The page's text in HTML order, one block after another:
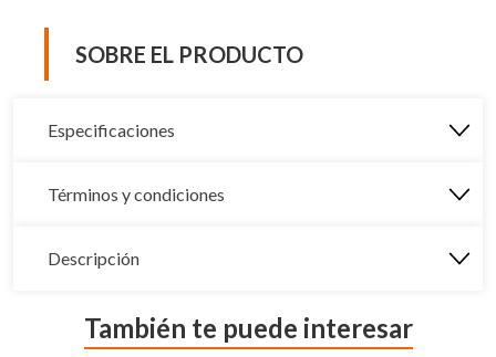
SOBRE EL PRODUCTO
Especificaciones
Términos y condiciones
Descripción
También te puede interesar